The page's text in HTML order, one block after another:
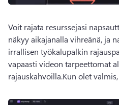
Voit rajata resurssejasi
näkyy aikajanalla vihreänä, ja
irrallisen työkalupalkin
vapaasti videon tarpeettomat
rajauskahvoilla.Kun olet